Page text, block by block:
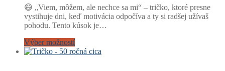
😄 „Viem, môžem, ale nechce sa mi“ – tričko, ktoré presne
vystihuje dni, keď motivácia odpočíva a ty si radšej užívaš
pohodu. Tento kúsok je…
Výber možností